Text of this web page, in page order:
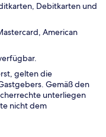
Debitkarten und
American
gelten die
Gemäß den
unterliegen
nicht dem